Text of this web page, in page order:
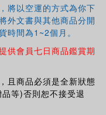
將以空運的方式為你下
外文書與其他商品分開
時間為1~2個月。
供會員七日商品鑑賞期
且商品必須是全新狀態
等)否則恕不接受退